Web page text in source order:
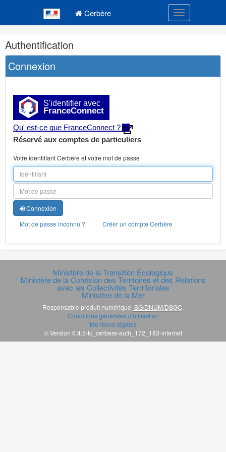
Cerbère Toggle
Navigation
et
outils
annexes
Authentification
Connexion
S'identifier avec
FranceConnect
Qu' est-ce que FranceConnect ?
Réservé aux comptes de particuliers
Votre identifiant Cerbère et votre mot de passe
Connexion
Mot de passe inconnu ?
Créer un compte Cerbère
Ministère de la Transition Écologique
Ministère de la Cohésion des Territoires et des Relations
avec les Collectivités Terrritoriales
Ministère de la Mer
Responsable produit numérique SG/DNUM/DSGC.
Conditions générales d'utilisation
Mentions légales
© Version 6.4.5-tc_cerbere-auth_172_183-internet